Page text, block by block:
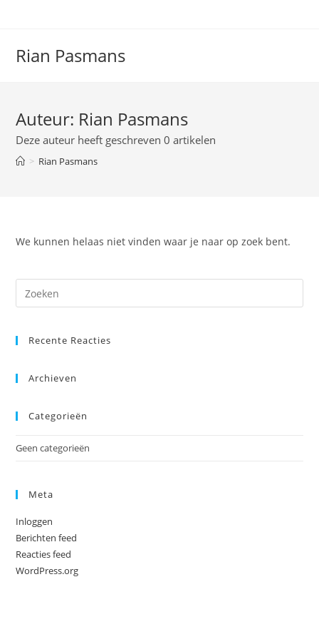
Rian Pasmans
Auteur: Rian Pasmans
Deze auteur heeft geschreven 0 artikelen
> Rian Pasmans
We kunnen helaas niet vinden waar je naar op zoek bent.
Recente Reacties
Archieven
Categorieën
Geen categorieën
Meta
Inloggen
Berichten feed
Reacties feed
WordPress.org